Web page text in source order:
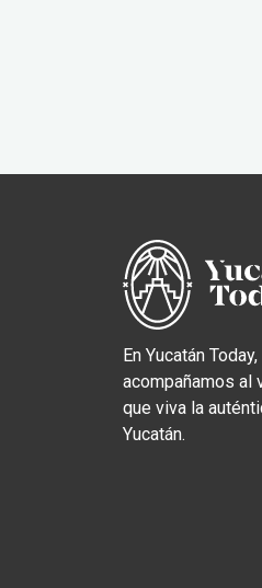
En Yucatán Today,
acompañamos al
que viva la
Yucatán.